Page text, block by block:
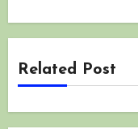
Related Post